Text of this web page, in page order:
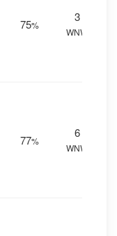
75%
3
WNW
77%
6
WNW